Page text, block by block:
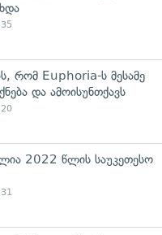
რომ Euphoria-ს მესამე
და ამოისუნთქავს
2022 წლის საუკეთესო